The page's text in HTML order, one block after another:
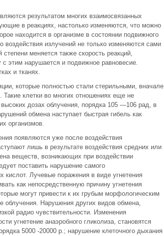
результатом многих взаимосвязанных
в реакциях, настолько изменяются, что можно
находится в организме в состоянии подвижного
воздействия излучений не только изменяются сами
меняется также скорость реакций,
этим нарушается и подвижное равновесие.
и тканях.
которые полностью стали стерильными, вначале
Такие клетки во многих отношениях еще не
дозах облучения, порядка 105 —106 рад, в
обмена наступает быстрая гибель как
организмов.
появляются уже после воздействия
лишь в результате воздействия средних или
веществ, возникающих при воздействии
поставить нарушение самого
кислот. Лучевые поражения в виде угнетения
как непосредственную причину угнетения
могут привести к их грубым морфологическим
Нарушения других видов обмена,
радио чувствительности. Изменения
угнетение анаэробного гликолиза, становятся
5000 -20000 р.; нарушение клеточного дыхания